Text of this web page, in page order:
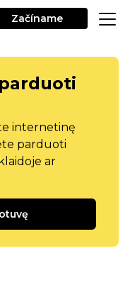
Začíname
internetinę
parduoti
ar